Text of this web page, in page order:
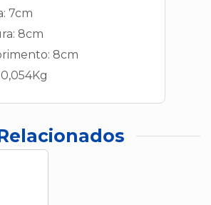
7cm
8cm
8cm